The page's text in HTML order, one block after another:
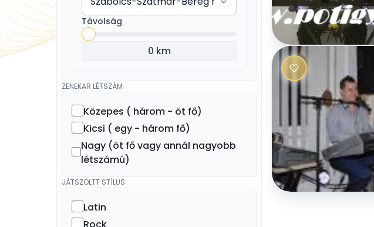
Távolság
0 km
ZENEKAR LÉTSZÁM
Közepes ( három - öt fő)
Kicsi ( egy - három fő)
Nagy (öt fő vagy annál nagyobb
létszámú)
JÁTSZOLTT STÍLUS
Latin